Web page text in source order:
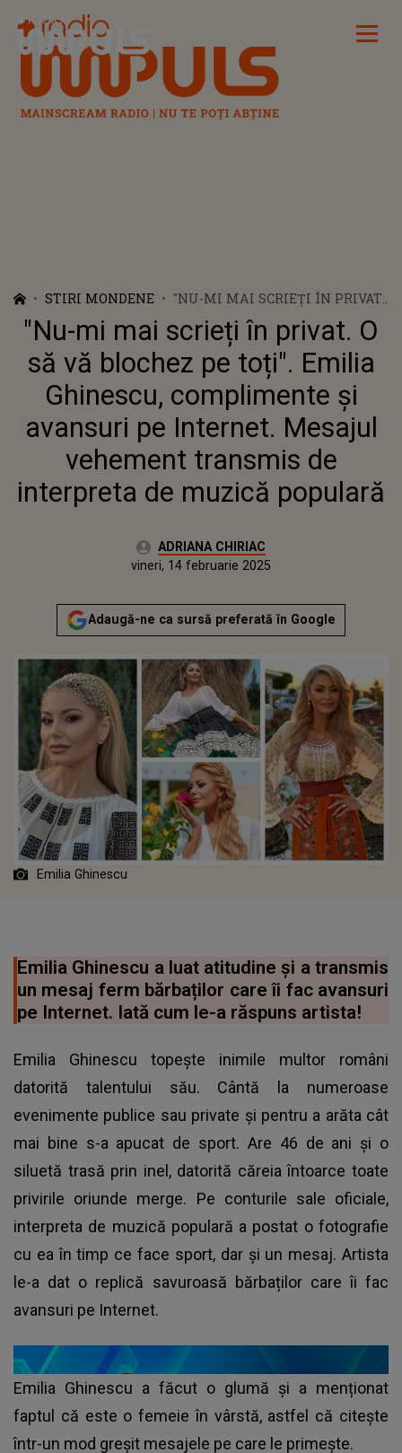
Radio Impuls
STIRI MONDENE
"NU-MI MAI SCRIEȚI ÎN PRIVAT.
O SĂ VĂ BLOCHEZ PE TOȚI".
EMILIA GHINESCU,
COMPLIMENTE ȘI AVANSURI PE
INTERNET. MESAJUL
VEHEMENT TRANSMIS DE
INTERPRETA DE MUZICĂ
POPULARĂ
"Nu-mi mai scrieți în privat. O
să vă blochez pe toți". Emilia
Ghinescu, complimente și
avansuri pe Internet. Mesajul
vehement transmis de
interpreta de muzică populară
Autor:ADRIANA CHIRIAC
miercuri, 14 februarie 2024
Actualizat:
vineri, 14 februarie 2025
Adaugă-ne ca sursă preferată în Google
Emilia Ghinescu
Emilia Ghinescu a luat atitudine și a transmis
un mesaj ferm bărbaților care îi fac avansuri
pe Internet. Iată cum le-a răspuns artista!
Emilia Ghinescu topește inimile multor români
datorită talentului său. Cântă la numeroase
evenimente publice sau private și pentru a arăta cât
mai bine s-a apucat de sport. Are 46 de ani și o
siluetă trasă prin inel, datorită căreia întoarce toate
privirile oriunde merge. Pe conturile sale oficiale,
interpreta de muzică populară a postat o fotografie
cu ea în timp ce face sport, dar și un mesaj. Artista
le-a dat o replică savuroasă bărbaților care îi fac
avansuri pe Internet.
Emilia Ghinescu a făcut o glumă și a menționat
faptul că este o femeie în vârstă, astfel că citește
într-un mod greșit mesajele pe care le primește.